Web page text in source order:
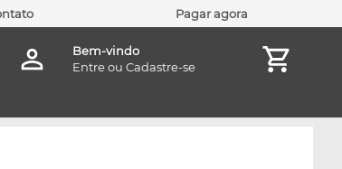
Pagar agora
Bem-vindo
Entreou Cadastre-se